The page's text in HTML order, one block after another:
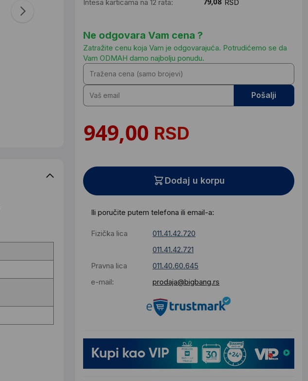
Intesa karticama na 12 rata:
RSD
Ne odgovara Vam cena ?
Zatražite cenu koja Vam je odgovarajuća. Potrudićemo se da
Vam ODMAH damo najbolju ponudu.
Pošalji
RSD
Dodaj u korpu
Ili poručite putem telefona ili email-a:
Fizička lica
011.41.42.720
011.41.42.721
Pravna lica
011.40.60.645
e-mail:
prodaja@bigbang.rs